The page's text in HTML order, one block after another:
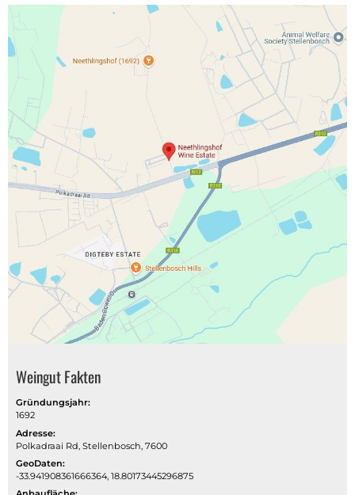
Weingut Fakten
Gründungsjahr:
1692
Adresse:
Polkadraai Rd, Stellenbosch, 7600
GeoDaten:
-33.941908361666364, 18.80173445296875